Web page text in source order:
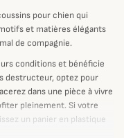
pour chien qui
et matières élégants
de compagnie.
conditions et bénéficie
destructeur, optez pour
dans une pièce à vivre
pleinement. Si votre
un panier en plastique